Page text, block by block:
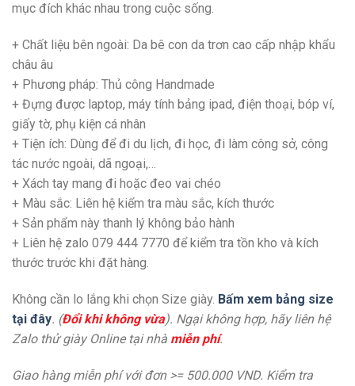
mục đích khác nhau trong cuộc sống.
+ Chất liệu bên ngoài: Da bê con da trơn cao cấp nhập khẩu
châu âu
+ Phương pháp: Thủ công Handmade
+ Đựng được laptop, máy tính bảng ipad, điện thoại, bóp ví,
giấy tờ, phụ kiện cá nhân
+ Tiện ích: Dùng để đi du lịch, đi học, đi làm công sở, công
tác nước ngoài, dã ngoại,…
+ Xách tay mang đi hoặc đeo vai chéo
+ Màu sắc: Liên hệ kiểm tra màu sắc, kích thước
+ Sản phẩm này thanh lý không bảo hành
+ Liên hệ zalo 079 444 7770 để kiểm tra tồn kho và kích
thước trước khi đặt hàng.
Không cần lo lắng khi chọn Size giày. Bấm xem bảng size
tại đây. (Đổi khi không vừa). Ngại không hợp, hãy liên hệ
Zalo thử giày Online tại nhà miễn phí.
Giao hàng miễn phí với đơn >= 500.000 VND. Kiểm tra